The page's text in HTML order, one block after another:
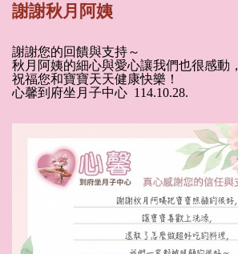
謝謝秋月阿姨
謝謝您的回饋與支持～
秋月阿姨的細心與愛心讓我們也很感動，
祝福您和寶寶天天健康快樂！
心馨到府坐月子中心 114.10.28.